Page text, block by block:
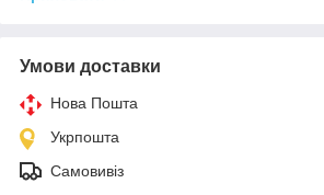
Умови доставки
Нова Пошта
Укрпошта
Самовивіз